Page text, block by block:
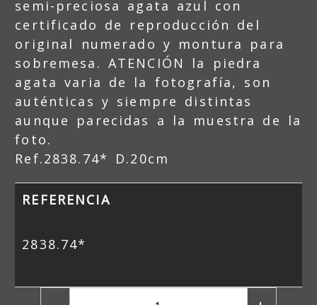
semi-preciosa agata azul con
certificado de reproducción del
original numerado y montura para
sobremesa. ATENCIÓN la piedra
agata varia de la fotografía, son
auténticas y siempre distintas
aunque parecidas a la muestra de la
foto.
Ref.2838.74* D.20cm
REFERENCIA
2838.74*